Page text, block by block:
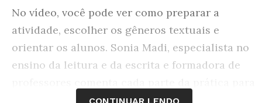
No vídeo, você pode ver como preparar a
atividade, escolher os gêneros textuais e
orientar os alunos. Sonia Madi, especialista no
ensino da leitura e da escrita e formadora de
entender os conceitos da Base Nacional